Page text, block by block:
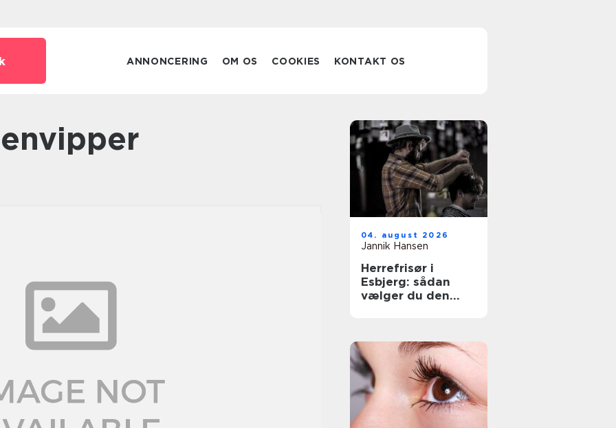
ANNONCERING OM OS COOKIES KONTAKT OS
04. august 2026
Jannik Hansen
Herrefrisør i
Esbjerg: sådan
vælger du den